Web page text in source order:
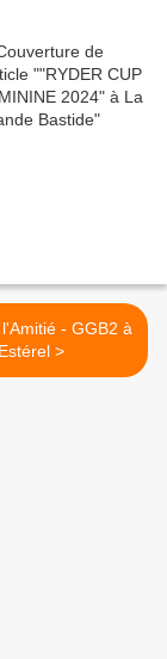
- GGB2 à
l'Estérel >